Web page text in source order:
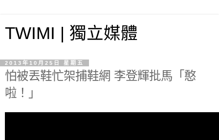
TWIMI | 獨立媒體
2013年10月25日 星期五
怕被丟鞋忙架捕鞋網 李登輝批馬「憨
啦！」